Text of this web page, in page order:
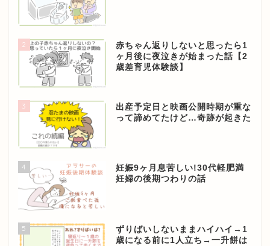
2
赤ちゃん返りしないと思ったら1
ヶ月後に夜泣きが始まった話【2
歳差育児体験談】
3
出産予定日と映画公開時期が重な
って諦めてたけど…奇跡が起きた
4
妊娠9ヶ月息苦しい!30代軽肥満
妊婦の後期つわりの話
5
ずりばいしないままハイハイ→1
歳になる前に1人立ち→一升餅は